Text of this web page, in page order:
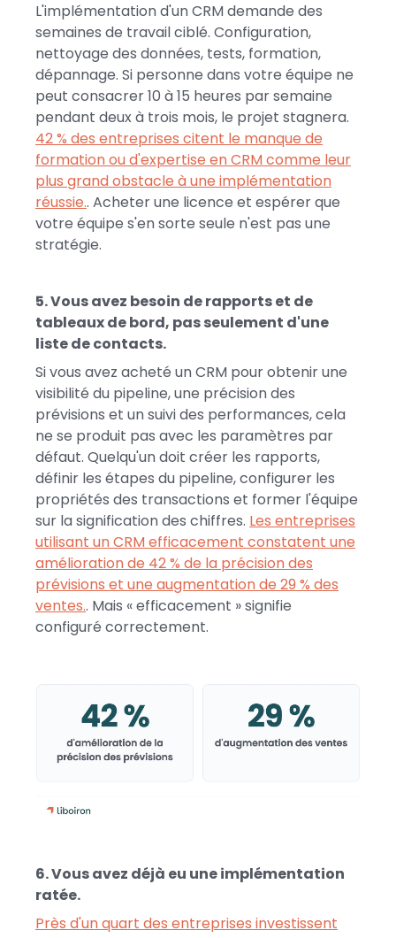
L'implémentation d'un CRM demande des
semaines de travail ciblé. Configuration,
nettoyage des données, tests, formation,
dépannage. Si personne dans votre équipe ne
peut consacrer 10 à 15 heures par semaine
pendant deux à trois mois, le projet stagnera.
42 % des entreprises citent le manque de
formation ou d'expertise en CRM comme leur
plus grand obstacle à une implémentation
réussie.. Acheter une licence et espérer que
votre équipe s'en sorte seule n'est pas une
stratégie.
5. Vous avez besoin de rapports et de
tableaux de bord, pas seulement d'une
liste de contacts.
Si vous avez acheté un CRM pour obtenir une
visibilité du pipeline, une précision des
prévisions et un suivi des performances, cela
ne se produit pas avec les paramètres par
défaut. Quelqu'un doit créer les rapports,
définir les étapes du pipeline, configurer les
propriétés des transactions et former l'équipe
sur la signification des chiffres. Les entreprises
utilisant un CRM efficacement constatent une
amélioration de 42 % de la précision des
prévisions et une augmentation de 29 % des
ventes.. Mais « efficacement » signifie
configuré correctement.
6. Vous avez déjà eu une implémentation
ratée.
Près d'un quart des entreprises investissent